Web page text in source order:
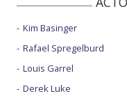
Kim Basinger
Rafael Spregelburd
Louis Garrel
Derek Luke